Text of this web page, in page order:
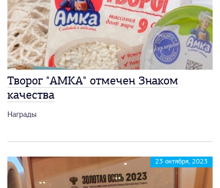
Творог "АМКА" отмечен Знаком
качества
Награды
23 октября, 2023